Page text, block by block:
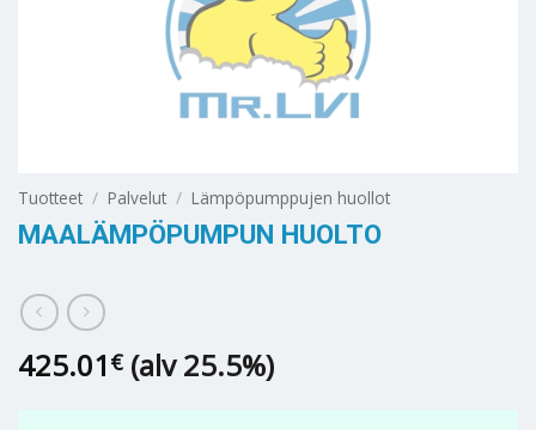
Tuotteet / Palvelut / Lämpöpumppujen huollot
MAALÄMPÖPUMPUN HUOLTO
425.01 € (alv 25.5%)